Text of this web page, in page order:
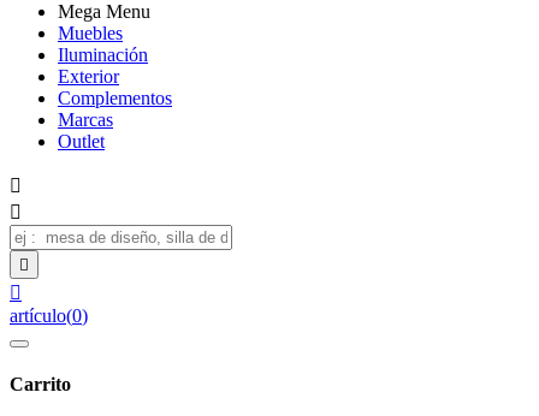
Mega Menu
Muebles
Iluminación
Exterior
Complementos
Marcas
Outlet




artículo(0)
Carrito